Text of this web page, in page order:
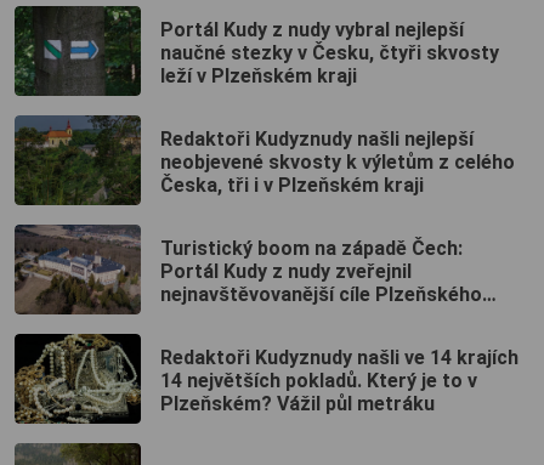
Portál Kudy z nudy vybral nejlepší
naučné stezky v Česku, čtyři skvosty
leží v Plzeňském kraji
Redaktoři Kudyznudy našli nejlepší
neobjevené skvosty k výletům z celého
Česka, tři i v Plzeňském kraji
Turistický boom na západě Čech:
Portál Kudy z nudy zveřejnil
nejnavštěvovanější cíle Plzeňského
Redaktoři Kudyznudy našli ve 14 krajích
14 největších pokladů. Který je to v
Plzeňském? Vážil půl metráku